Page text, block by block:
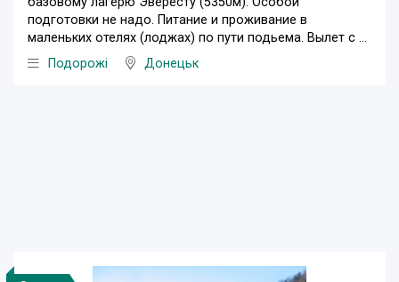
подготовки не надо. Питание и проживание в
маленьких отелях (лоджах) по пути подьема. Вылет с ...
Подорожі
Донецьк